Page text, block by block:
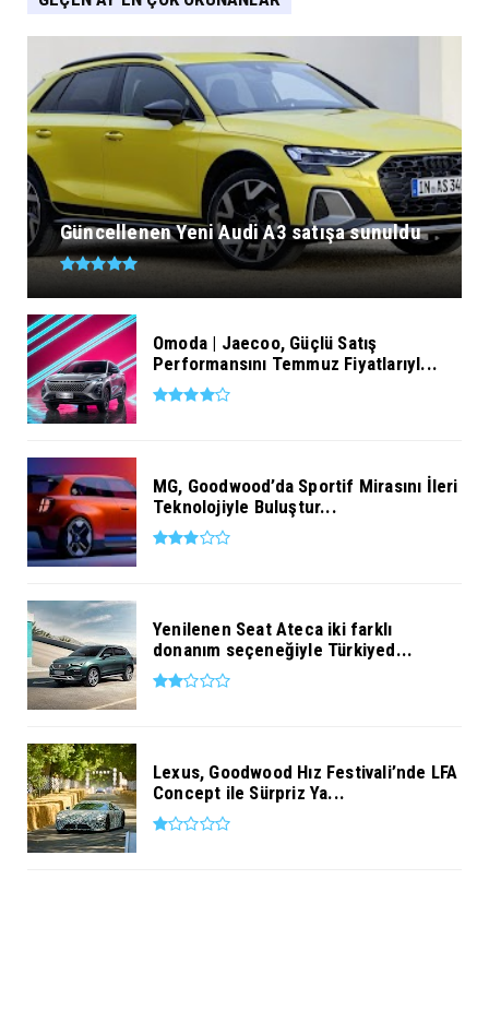
Güncellenen Yeni Audi A3 satışa sunuldu
Omoda | Jaecoo, Güçlü Satış
Performansını Temmuz Fiyatlarıyl...
MG, Goodwood’da Sportif Mirasını İleri
Teknolojiyle Buluştur...
Yenilenen Seat Ateca iki farklı
donanım seçeneğiyle Türkiyed...
Lexus, Goodwood Hız Festivali’nde LFA
Concept ile Sürpriz Ya...